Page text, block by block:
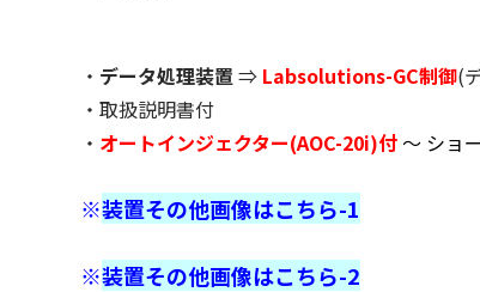
・ データ処理装置 ⇒ Labsolutions-GC制御(
・取扱説明書付
・ オートインジェクター(AOC-20i)付～ ショ
※装置その他画像はこちら-1
※装置その他画像はこちら-2